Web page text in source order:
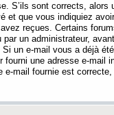
S’ils sont corrects, alors
et que vous indiquiez
reçues. Certains
un administrateur,
un e-mail vous a déjà
une adresse e-mail
e-mail fournie est